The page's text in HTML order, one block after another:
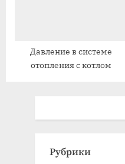
Давление в системе
отопления с котлом
Рубрики